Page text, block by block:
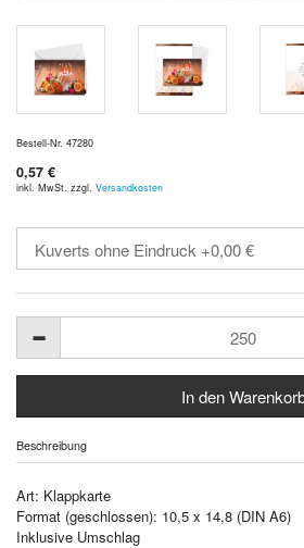
Bestell-Nr. 47280
0,57 €
inkl. MwSt. zzgl. Versandkosten
Beschreibung
Art: Klappkarte
Format (geschlossen): 10,5 x 14,8 (DIN A6)
Inklusive Umschlag